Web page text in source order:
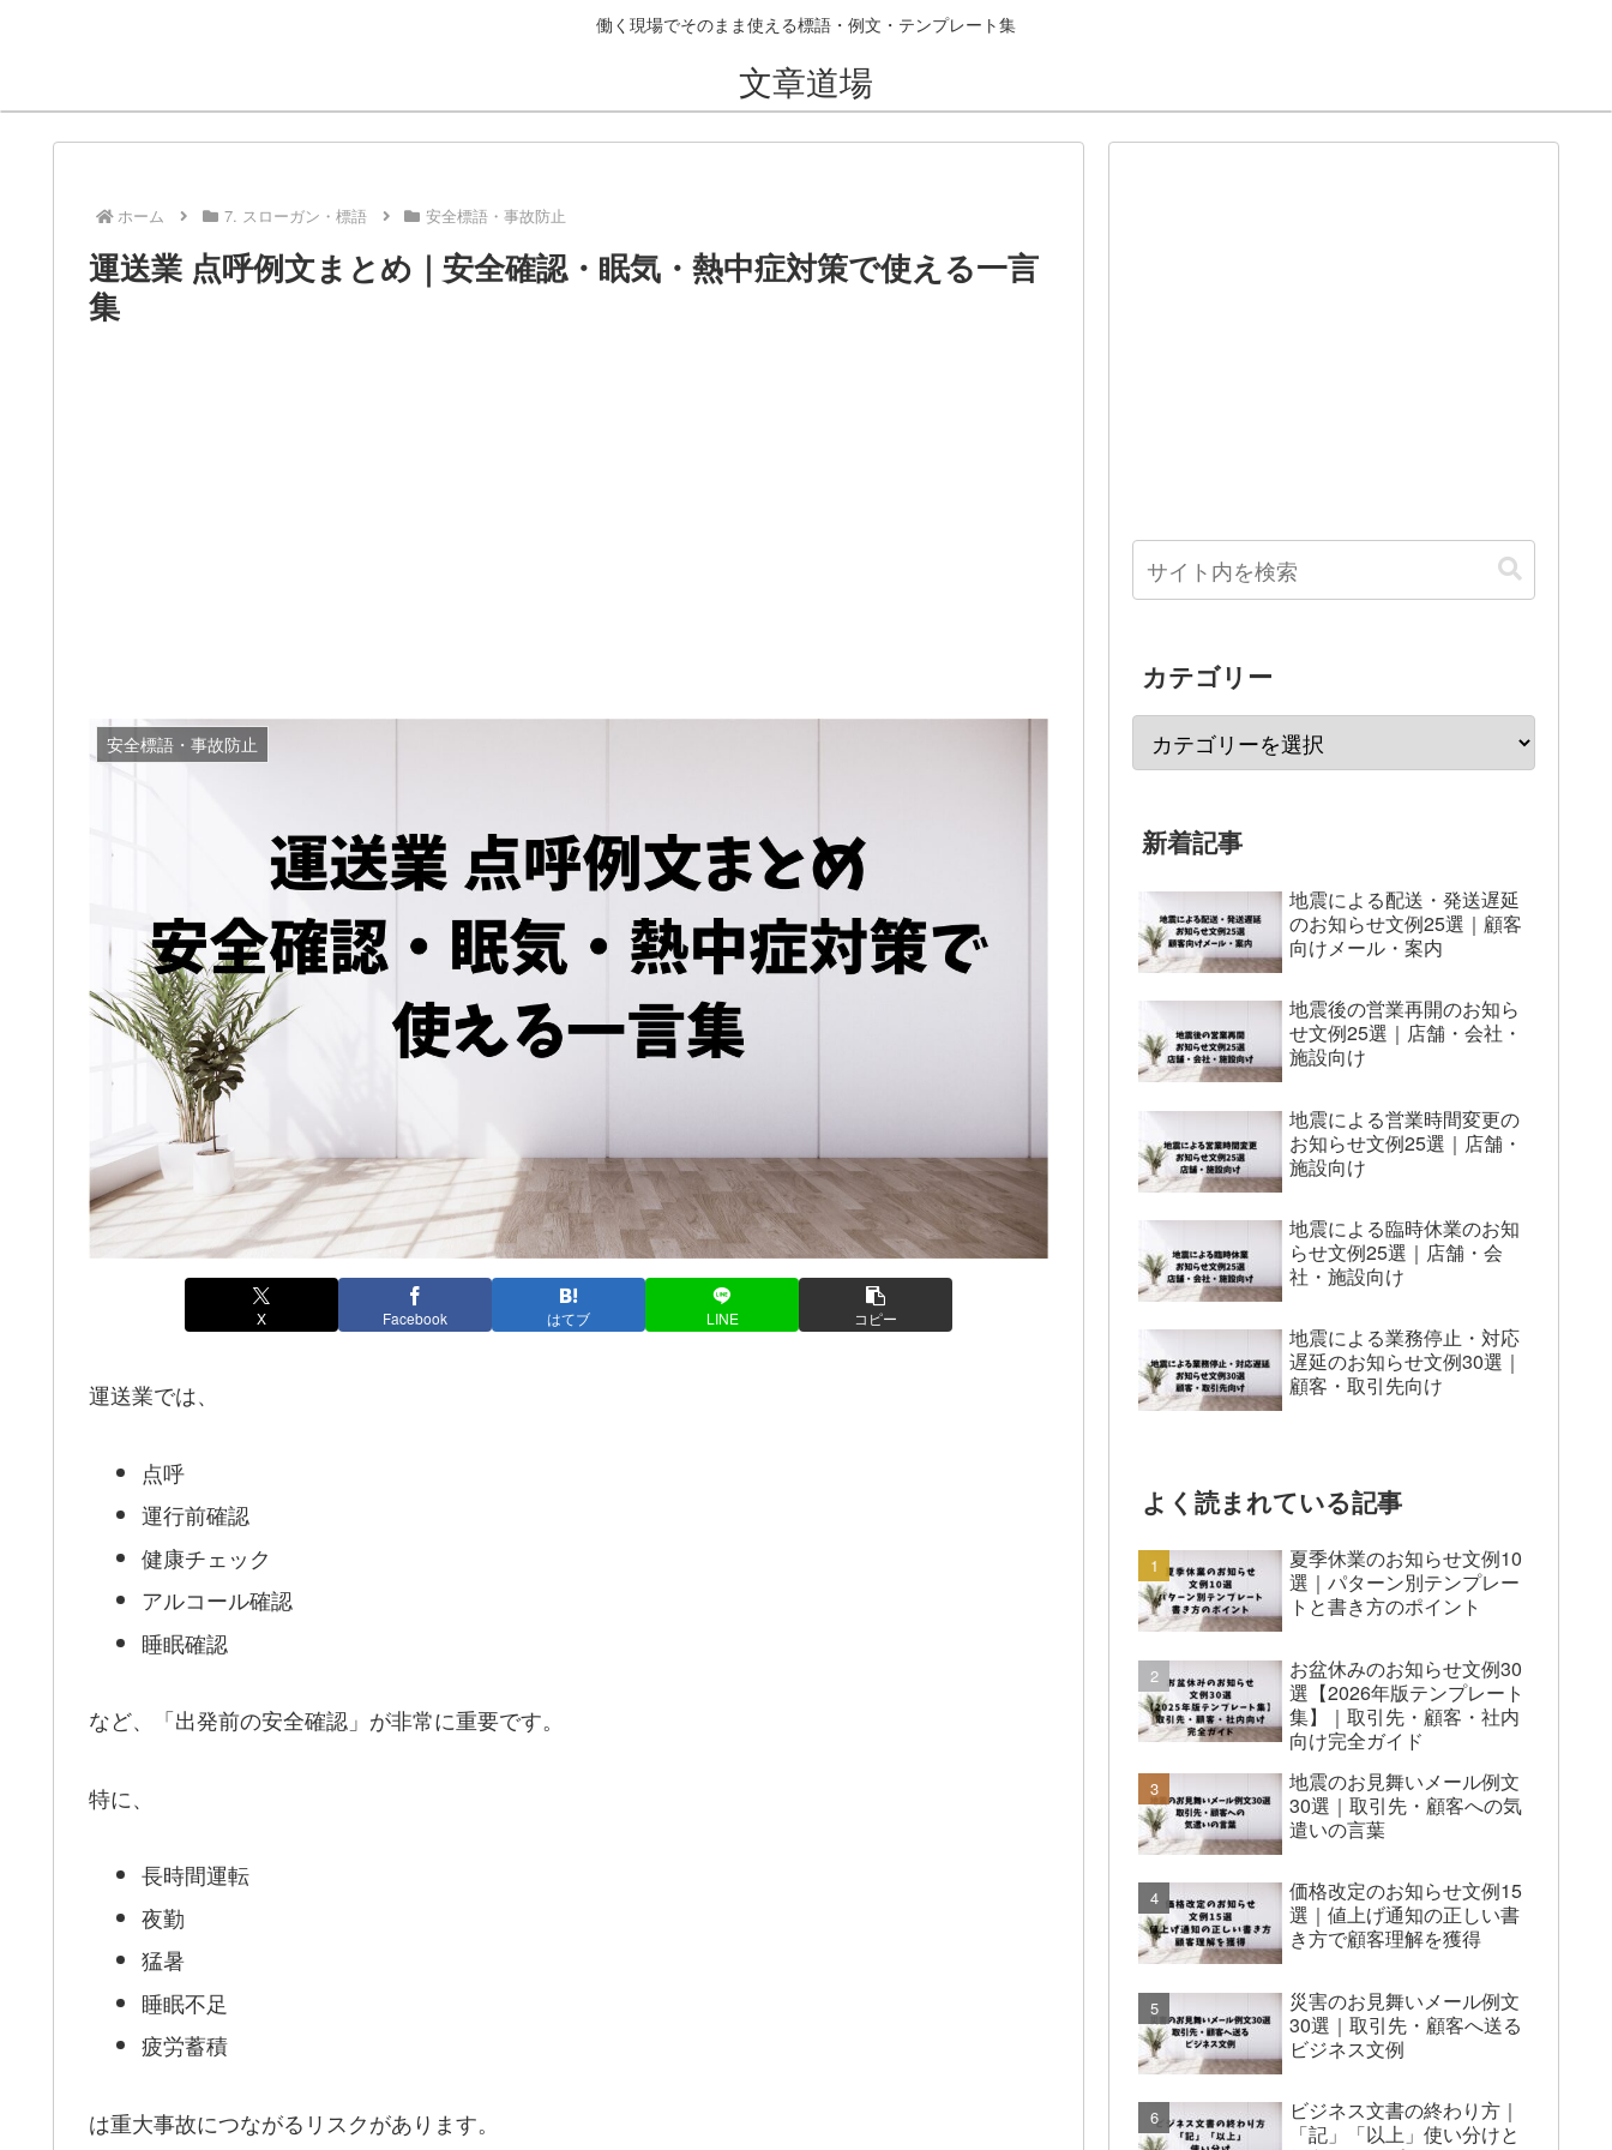
働く現場でそのまま使える標語・例文・テンプレート集
文章道場
ホーム 7. スローガン・標語 安全標語・事故防止
運送業 点呼例文まとめ｜安全確認・眠気・熱中症対策で使える一言
集
安全標語・事故防止
X Facebook はてブ LINE コピー
運送業では、
点呼
運行前確認
健康チェック
アルコール確認
睡眠確認
など、「出発前の安全確認」が非常に重要です。
特に、
長時間運転
夜勤
猛暑
睡眠不足
疲労蓄積
は重大事故につながるリスクがあります。
カテゴリー
新着記事
地震による配送・発送遅延
のお知らせ文例25選｜顧客
向けメール・案内
地震後の営業再開のお知ら
せ文例25選｜店舗・会社・
施設向け
地震による営業時間変更の
お知らせ文例25選｜店舗・
施設向け
地震による臨時休業のお知
らせ文例25選｜店舗・会
社・施設向け
地震による業務停止・対応
遅延のお知らせ文例30選｜
顧客・取引先向け
よく読まれている記事
夏季休業のお知らせ文例10
選｜パターン別テンプレー
トと書き方のポイント
お盆休みのお知らせ文例30
選【2026年版テンプレート
集】｜取引先・顧客・社内
向け完全ガイド
地震のお見舞いメール例文
30選｜取引先・顧客への気
遣いの言葉
価格改定のお知らせ文例15
選｜値上げ通知の正しい書
き方で顧客理解を獲得
災害のお見舞いメール例文
30選｜取引先・顧客へ送る
ビジネス文例
ビジネス文書の終わり方｜
「記」「以上」使い分けと